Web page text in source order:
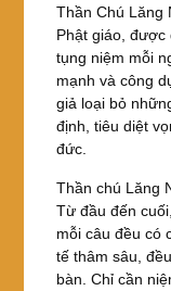
Thần Chú Lăng
Phật giáo, được
tụng niệm mỗi
mạnh và công
giả loại bỏ
định, tiêu diệt
đức.
Thần chú Lăng
Từ đầu đến
mỗi câu đều có
tế thâm sâu,
bàn. Chỉ cần